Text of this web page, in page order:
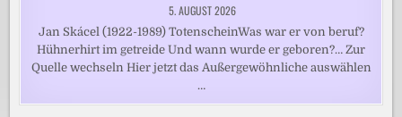
5. AUGUST 2026
Jan Skácel (1922-1989) TotenscheinWas war er von beruf?
Hühnerhirt im getreide Und wann wurde er geboren?… Zur
Quelle wechseln Hier jetzt das Außergewöhnliche auswählen
…